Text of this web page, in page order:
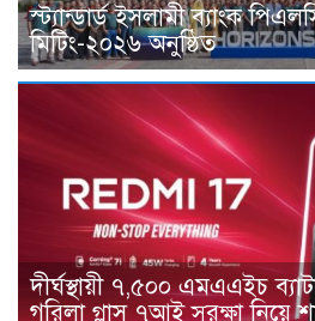
স্ট্যান্ডার্ড ইসলামী ব্যাংক
মিটিং-২০২৬ অনুষ্ঠিত
দীর্ঘস্থায়ী ৭,৫০০ এমএএইচ
গরিলা গ্লাস ৭আই সুরক্ষা নিয়ে